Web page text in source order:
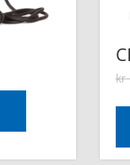
kr